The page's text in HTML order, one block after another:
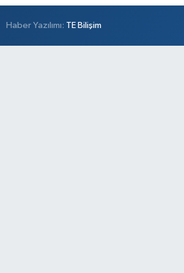
Haber Yazılımı: TE Bilişim